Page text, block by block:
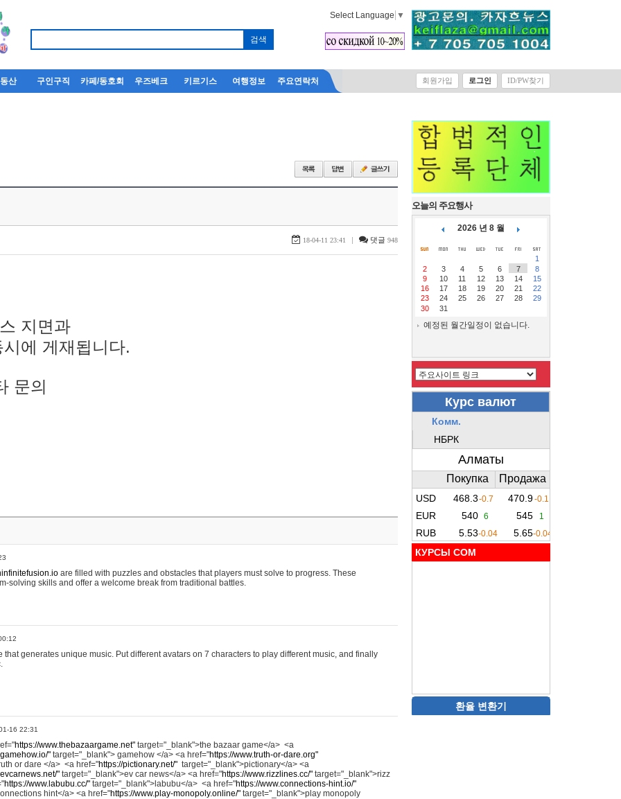
Select Language ▼
산 구인구직 카페/동호회 우즈베크 키르기스 여행정보 주요연락처 회원가입 로그인 ID/PW찾기
18-04-11 23:41 | 댓글 948
지면과
에 게재됩니다.
문의
are filled with puzzles and obstacles that players must solve to progress. These
solving skills and offer a welcome break from traditional battles.
that generates unique music. Put different avatars on 7 characters to play different music, and finally
16 22:31
https://www.thebazaargame.net" target="_blank">the bazaar game</a> <a
" target="_blank"> gamehow </a> <a href="https://www.truth-or-dare.org"
or dare </a> <a href="https://pictionary.net/" target="_blank">pictionary</a> <a
" target="_blank">ev car news</a> <a href="https://www.rizzlines.cc/" target="_blank">rizz
https://www.labubu.cc/" target="_blank">labubu</a> <a href="https://www.connections-hint.io/"
hint</a> <a href="https://www.play-monopoly.online/" target="_blank">play monopoly
오늘의 주요행사
2026 년 8 월
1
2
3 4 5 6 7
8
9
10 11 12 13 14
15
16
17 18 19 20 21
22
23
24 25 26 27 28
29
30
31
예정된 월간일정이 없습니다.
КУРСЫ COM
환율 변환기